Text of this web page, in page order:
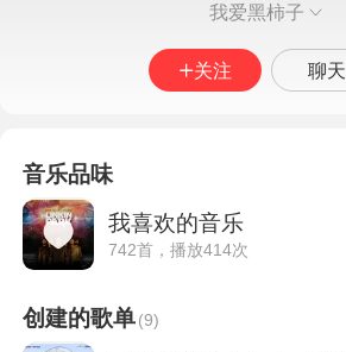
我爱黑柿子
关注 聊天
音乐品味
我喜欢的音乐
742首，播放414次
创建的歌单(9)